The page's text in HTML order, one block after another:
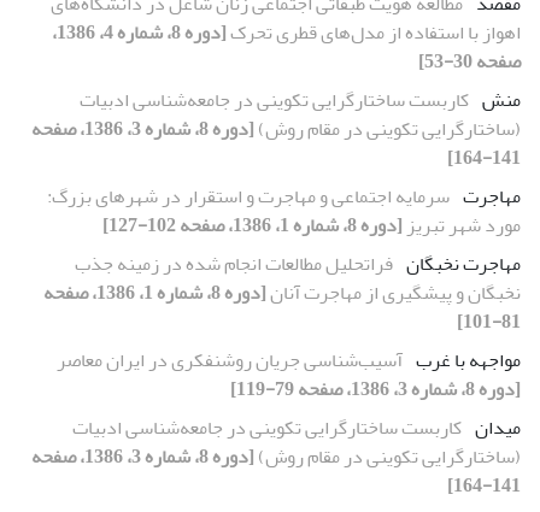
اهواز با استفاده از مدل‌های قطری تحرک
[دوره 8، شماره 4، 1386،
صفحه 30-53]
منش کاربست ساختارگرایی تکوینی در جامعه‌شناسی ادبیات
(ساختارگرایی تکوینی در مقام روش)
[دوره 8، شماره 3، 1386، صفحه
141-164]
مهاجرت سرمایه اجتماعی و مهاجرت و استقرار در شهرهای بزرگ:
مورد شهر تبریز [دوره 8، شماره 1، 1386، صفحه 102-127]
مهاجرت نخبگان فراتحلیل مطالعات انجام شده در زمینه جذب
نخبگان و پیشگیری از مهاجرت آنان
[دوره 8، شماره 1، 1386، صفحه
81-101]
مواجهه با غرب آسیب‌شناسی جریان روشنفکری در ایران معاصر
[دوره 8، شماره 3، 1386، صفحه 79-119]
میدان کاربست ساختارگرایی تکوینی در جامعه‌شناسی ادبیات
(ساختارگرایی تکوینی در مقام روش)
[دوره 8، شماره 3، 1386، صفحه
141-164]